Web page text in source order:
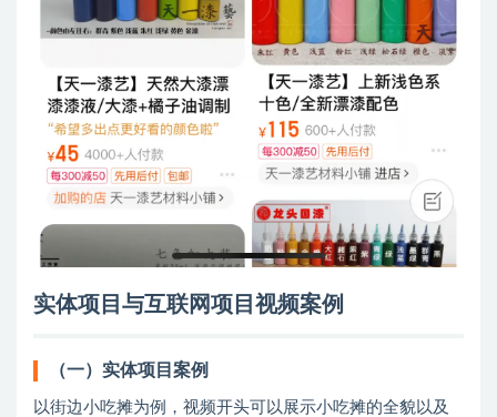
实体项目与互联网项目视频案例
（一）实体项目案例
以街边小吃摊为例，视频开头可以展示小吃摊的全貌以及